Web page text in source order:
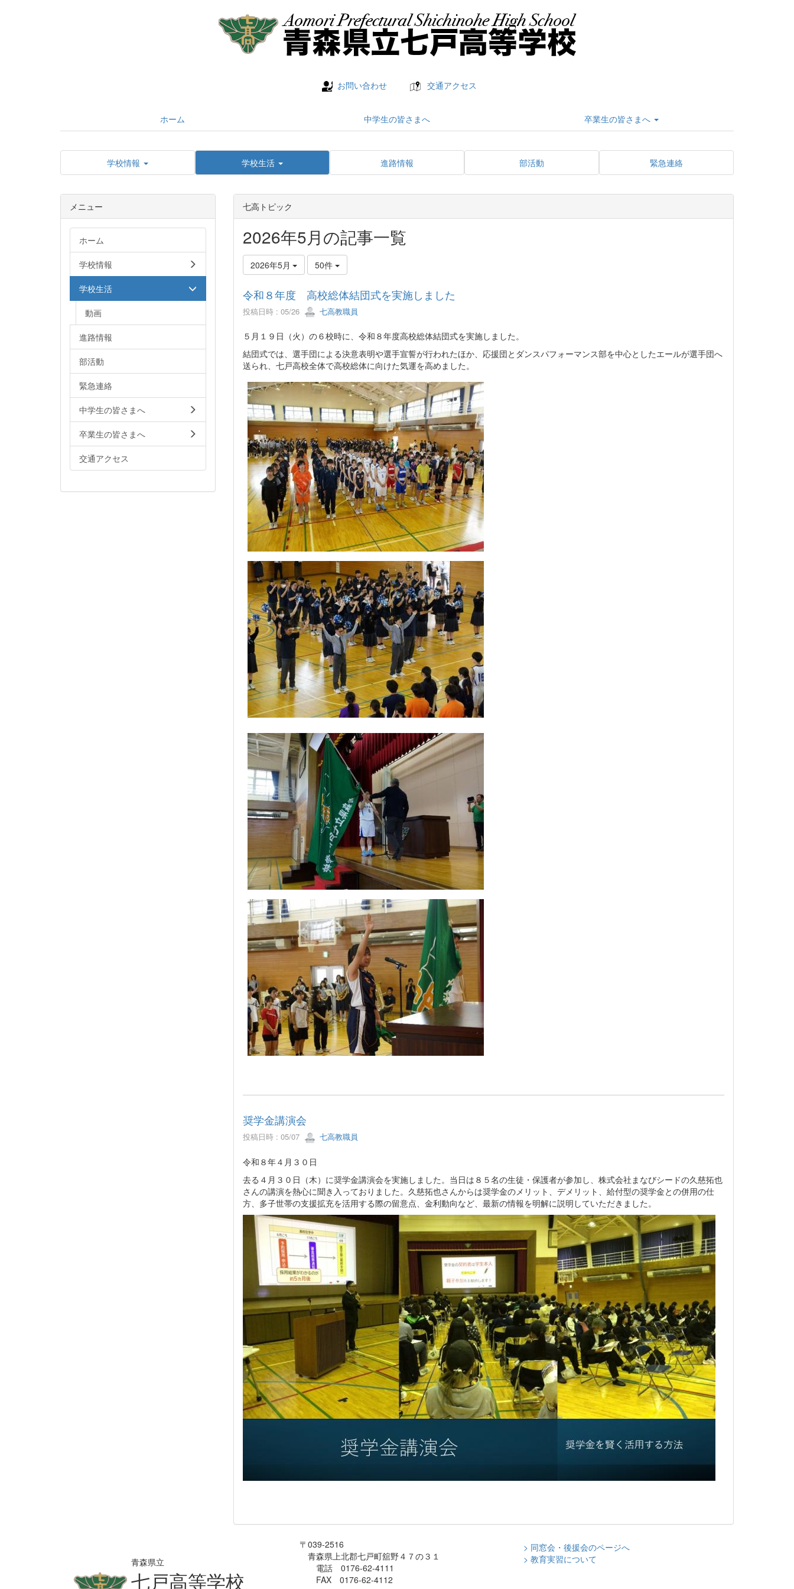
お問い合わせ 交通アクセス
ホーム 中学生の皆さまへ 卒業生の皆さまへ
学校情報 学校生活 進路情報 部活動 緊急連絡
七高トピック
2026年5月の記事一覧
2026年5月 50件
令和８年度 高校総体結団式を実施しました
投稿日時 : 05/26 七高教職員
５月１９日（火）の６校時に、令和８年度高校総体結団式を実施しました。
結団式では、選手団による決意表明や選手宣誓が行われたほか、応援団とダンスパフォーマンス部を中心としたエールが選手団へ
送られ、七戸高校全体で高校総体に向けた気運を高めました。
奨学金講演会
投稿日時 : 05/07 七高教職員
令和８年４月３０日
去る４月３０日（木）に奨学金講演会を実施しました。当日は８５名の生徒・保護者が参加し、株式会社まなびシードの久慈拓也
さんの講演を熱心に聞き入っておりました。久慈拓也さんからは奨学金のメリット、デメリット、給付型の奨学金との併用の仕
方、多子世帯の支援拡充を活用する際の留意点、金利動向など、最新の情報を明解に説明していただきました。
メニュー
ホーム
学校情報
学校生活
動画
進路情報
部活動
緊急連絡
中学生の皆さまへ
卒業生の皆さまへ
交通アクセス
青森県立
七戸高等学校
〒039-2516
青森県上北郡七戸町舘野４７の３１
電話 0176-62-4111
FAX 0176-62-4112
> 同窓会・後援会のページへ
> 教育実習について